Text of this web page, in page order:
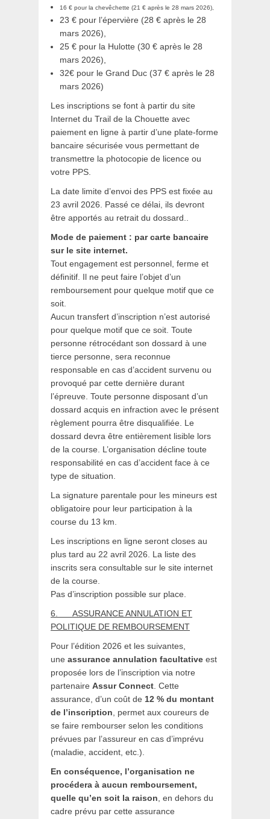
16 € pour la chevêchette (21 € après le 28 mars 2026),
23 € pour l’épervière (28 € après le 28
mars 2026),
25 € pour la Hulotte (30 € après le 28
mars 2026),
32€ pour le Grand Duc (37 € après le 28
mars 2026)
Les inscriptions se font à partir du site
Internet du Trail de la Chouette avec
paiement en ligne à partir d’une plate-forme
bancaire sécurisée vous permettant de
transmettre la photocopie de licence ou
votre PPS.
La date limite d’envoi des PPS est fixée au
23 avril 2026. Passé ce délai, ils devront
être apportés au retrait du dossard..
Mode de paiement : par carte bancaire
sur le site internet.
Tout engagement est personnel, ferme et
définitif. Il ne peut faire l’objet d’un
remboursement pour quelque motif que ce
soit.
Aucun transfert d’inscription n’est autorisé
pour quelque motif que ce soit. Toute
personne rétrocédant son dossard à une
tierce personne, sera reconnue
responsable en cas d’accident survenu ou
provoqué par cette dernière durant
l’épreuve. Toute personne disposant d’un
dossard acquis en infraction avec le présent
règlement pourra être disqualifiée. Le
dossard devra être entièrement lisible lors
de la course. L’organisation décline toute
responsabilité en cas d’accident face à ce
type de situation.
La signature parentale pour les mineurs est
obligatoire pour leur participation à la
course du 13 km.
Les inscriptions en ligne seront closes au
plus tard au 22 avril 2026. La liste des
inscrits sera consultable sur le site internet
de la course.
Pas d’inscription possible sur place.
6.
ASSURANCE ANNULATION ET
POLITIQUE DE REMBOURSEMENT
Pour l’édition 2026 et les suivantes,
une assurance annulation facultative est
proposée lors de l’inscription via notre
partenaire Assur Connect . Cette
assurance, d’un coût de 12 % du montant
de l’inscription , permet aux coureurs de
se faire rembourser selon les conditions
prévues par l’assureur en cas d’imprévu
(maladie, accident, etc.).
En conséquence, l’organisation ne
procédera à aucun remboursement,
quelle qu’en soit la raison , en dehors du
cadre prévu par cette assurance